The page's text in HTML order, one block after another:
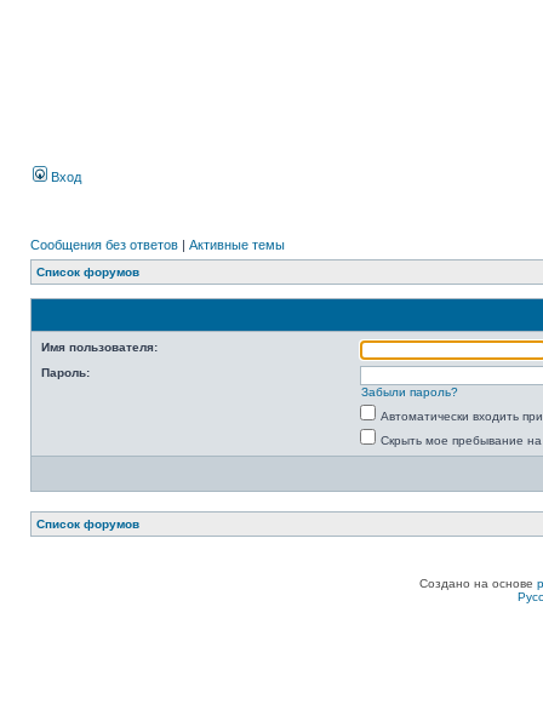
Вход
Сообщения без ответов | Активные темы
Список форумов
Имя пользователя:
Пароль:
Забыли пароль?
Автоматически входить
Скрыть мое пребывание
Список форумов
Создано на основе